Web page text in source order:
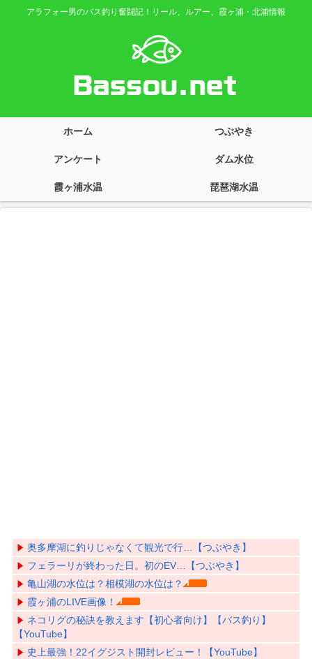
アラフォー男のバス釣り奮闘記！リール、ルアー、霞ヶ浦・北浦情報
ホーム つぶやき
アンケート ダム水位
霞ヶ浦水温 琵琶湖水温
奥多摩湖に釣りじゃなくて観光で行…【つぶやき】
フェラーリが終わった日。初のEV…【つぶやき】
亀山湖の水位は？相模湖の水位は？
霞ヶ浦のLIVE画像！
ネコリグの秘訣を教えます【初心者向け】【バス釣り】
【YouTube】
史上最強！22イグジスト開封レビュー！【YouTube】